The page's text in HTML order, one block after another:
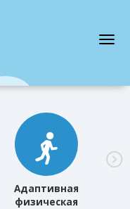
Адаптивная
физическая